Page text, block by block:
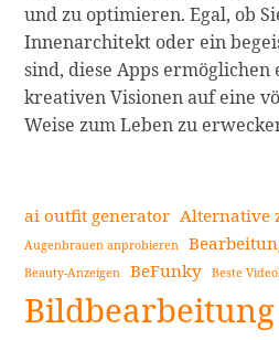
und zu optimieren. Egal, ob
Innenarchitekt oder ein
sind, diese Apps ermöglichen
kreativen Visionen auf eine
Weise zum Leben zu
Seitenleiste
ai outfit generator Alternative
Augenbrauen anprobieren
Beauty-Anzeigen BeFunky Beste
Bildbearbeitung